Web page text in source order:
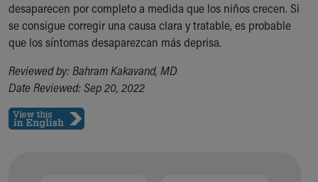
desaparecen por completo a medida que los niños crecen. Si
se consigue corregir una causa clara y tratable, es probable
que los síntomas desaparezcan más deprisa.
Reviewed by: Bahram Kakavand, MD
Date Reviewed: Sep 20, 2022